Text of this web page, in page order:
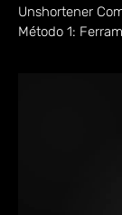
Unshortener
Método 1: